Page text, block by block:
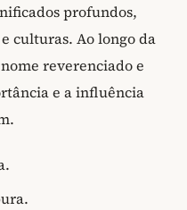
profundos,
culturas. Ao longo da
reverenciado e
e a influência